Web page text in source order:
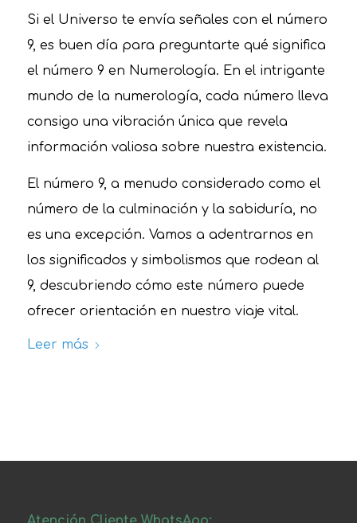
Si el Universo te envía señales con el número
9, es buen día para preguntarte qué significa
el número 9 en Numerología. En el intrigante
mundo de la numerología, cada número lleva
consigo una vibración única que revela
información valiosa sobre nuestra existencia.
El número 9, a menudo considerado como el
número de la culminación y la sabiduría, no
es una excepción. Vamos a adentrarnos en
los significados y simbolismos que rodean al
9, descubriendo cómo este número puede
ofrecer orientación en nuestro viaje vital.
Leer más